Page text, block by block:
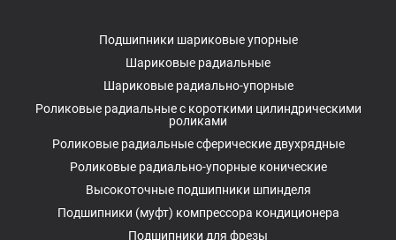
Подшипники шариковые упорные
Шариковые радиальные
Шариковые радиально-упорные
Роликовые радиальные с короткими цилиндрическими
роликами
Роликовые радиальные сферические двухрядные
Роликовые радиально-упорные конические
Высокоточные подшипники шпинделя
Подшипники (муфт) компрессора кондиционера
Подшипники для фрезы